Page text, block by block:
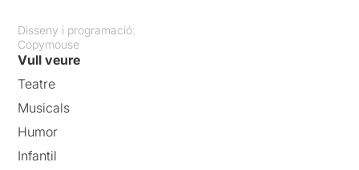
Disseny i programació:
Copymouse
Vull veure
Teatre
Musicals
Humor
Infantil